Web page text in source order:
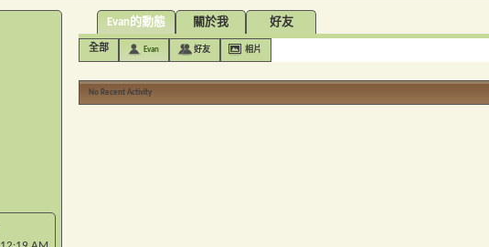
Evan的動態 關於我 好友
全部 Evan 好友 相片
No Recent Activity